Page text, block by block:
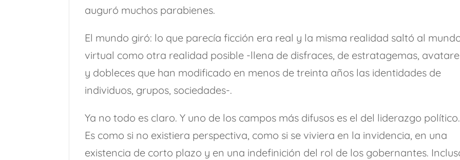
auguró muchos parabienes.
El mundo giró: lo que parecía ficción era real y la misma realidad saltó al
virtual como otra realidad posible -llena de disfraces, de estratagemas,
y dobleces que han modificado en menos de treinta años las identidades de
individuos, grupos, sociedades-.
Ya no todo es claro. Y uno de los campos más difusos es el del liderazgo político.
Es como si no existiera perspectiva, como si se viviera en la invidencia, en una
existencia de corto plazo y en una indefinición del rol de los gobernantes.